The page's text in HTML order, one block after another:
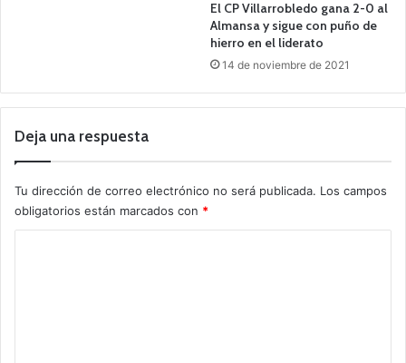
El CP Villarrobledo gana 2-0 al
Almansa y sigue con puño de
hierro en el liderato
14 de noviembre de 2021
Deja una respuesta
Tu dirección de correo electrónico no será publicada. Los campos
obligatorios están marcados con *